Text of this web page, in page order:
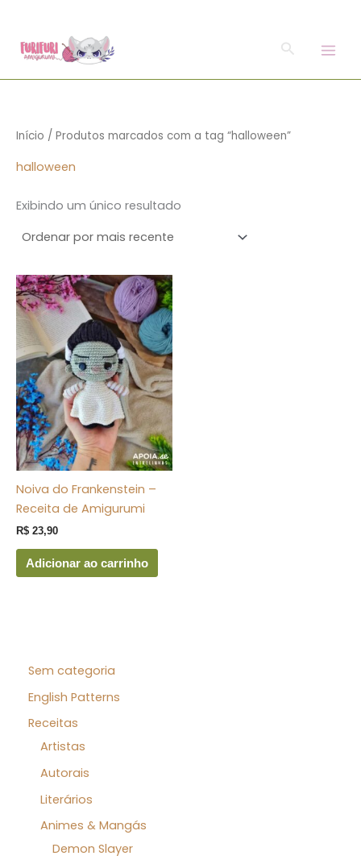
Pesquisar
Início / Produtos marcados com a tag “halloween”
halloween
Exibindo um único resultado
Noiva do Frankenstein –
Receita de Amigurumi
R$ 23,90
Adicionar ao carrinho
Sem categoria
English Patterns
Receitas
Artistas
Autorais
Literários
Animes & Mangás
Demon Slayer